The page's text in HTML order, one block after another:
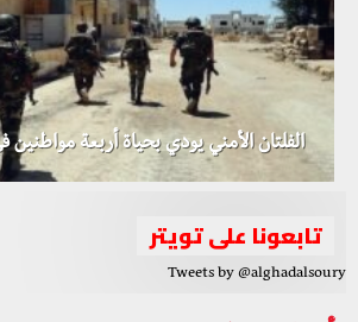
الفلتان الأمني يودي بحياة أربعة مواطنين
تابعونا على تويتر
Tweets by @alghadalsoury